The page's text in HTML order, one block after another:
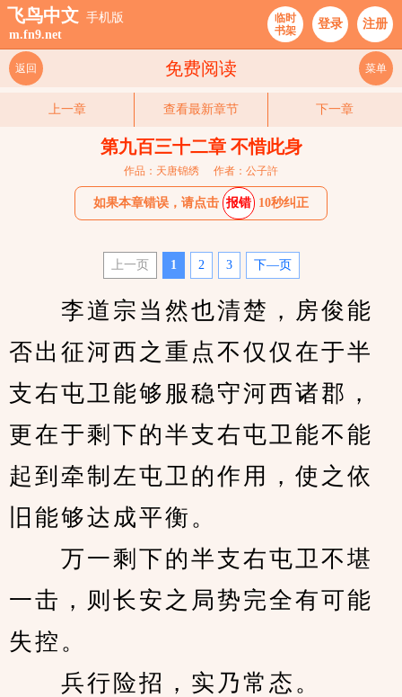
飞鸟中文 手机版
m.fn9.net
临时
书架
登录 注册
免费阅读
返回 菜单
上一章 查看最新章节 下一章
第九百三十二章 不惜此身
作品：天唐锦绣 作者：公子許
如果本章错误，请点击 报错 10秒纠正
上一页 1 2 3 下—页
李道宗当然也清楚，房俊能
否出征河西之重点不仅仅在于半
支右屯卫能够服稳守河西诸郡，
更在于剩下的半支右屯卫能不能
起到牵制左屯卫的作用，使之依
旧能够达成平衡。
万一剩下的半支右屯卫不堪
一击，则长安之局势完全有可能
失控。
兵行险招，实乃常态。